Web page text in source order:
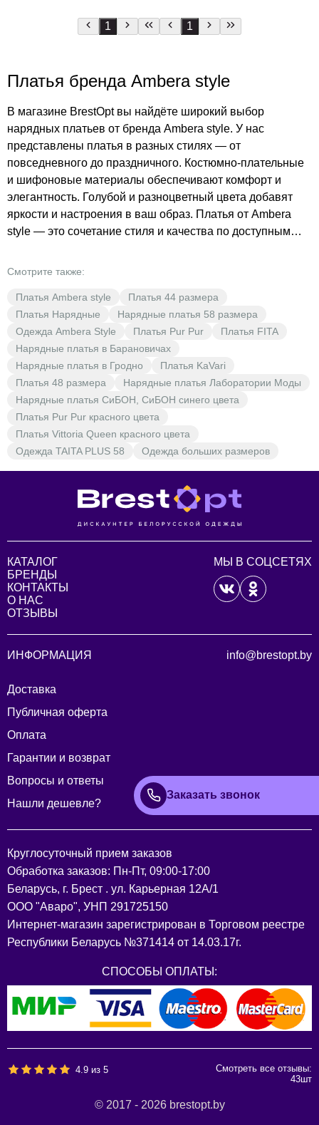
1 1
Платья бренда Ambera style
В магазине BrestOpt вы найдёте широкий выбор
нарядных платьев от бренда Ambera style. У нас
представлены платья в разных стилях — от
повседневного до праздничного. Костюмно-плательные
и шифоновые материалы обеспечивают комфорт и
элегантность. Голубой и разноцветный цвета добавят
яркости и настроения в ваш образ. Платья от Ambera
style — это сочетание стиля и качества по доступным
индивидуальность и станет отличным дополнением к
образ с помощью нарядов от Ambera style!
Смотрите также:
Платья Ambera style
Платья 44 размера
Платья Нарядные
Нарядные платья 58 размера
Одежда Ambera Style
Платья Pur Pur
Платья FITA
Нарядные платья в Барановичах
Нарядные платья в Гродно
Платья KaVari
Платья 48 размера
Нарядные платья Лаборатории Моды
Нарядные платья СиБОН, СиБОН синего цвета
Платья Pur Pur красного цвета
Платья Vittoria Queen красного цвета
Одежда TAITA PLUS 58
Одежда больших размеров
КАТАЛОГ
БРЕНДЫ
КОНТАКТЫ
О НАС
ОТЗЫВЫ
МЫ В СОЦСЕТЯХ
ИНФОРМАЦИЯ
Доставка
Публичная оферта
Оплата
Гарантии и возврат
Вопросы и ответы
Нашли дешевле?
info@brestopt.by
Заказать звонок
Круглосуточный прием заказов
Обработка заказов: Пн-Пт, 09:00-17:00
Беларусь, г. Брест . ул. Карьерная 12А/1
ООО "Аваро", УНП 291725150
Интернет-магазин зарегистрирован в Торговом реестре
Республики Беларусь №371414 от 14.03.17г.
СПОСОБЫ ОПЛАТЫ:
4.9 из5
Смотреть все отзывы:
43шт
© 2017 - 2026 brestopt.by